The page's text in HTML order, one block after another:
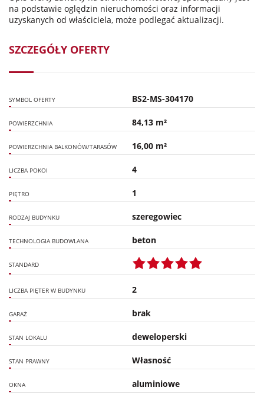
na podstawie oględzin nieruchomości oraz informacji
uzyskanych od właściciela, może podlegać aktualizacji.
SZCZEGÓŁY OFERTY
SYMBOL OFERTY BS2-MS-304170
POWIERZCHNIA 84,13 m²
POWIERZCHNIA BALKONÓW/TARASÓW 16,00 m²
LICZBA POKOI 4
PIĘTRO 1
RODZAJ BUDYNKU szeregowiec
TECHNOLOGIA BUDOWLANA beton
STANDARD
LICZBA PIĘTER W BUDYNKU 2
GARAŻ brak
STAN LOKALU deweloperski
STAN PRAWNY Własność
OKNA aluminiowe